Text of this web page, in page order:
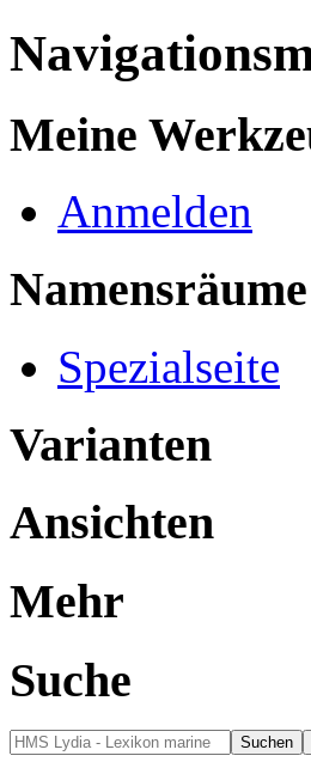
Meine
Anmelden
Namensräume
Spezialseite
Varianten
Ansichten
Mehr
Suche